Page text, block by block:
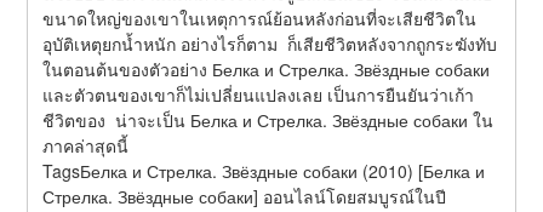
ขนาดใหญ่ของเขาในเหตุการณ์ย้อนหลังก่อนที่จะเสียชีวิตใน
อุบัติเหตุยกน้ำหนัก อย่างไรก็ตาม  ก็เสียชีวิตหลังจากถูกระฆังทับ
ในตอนต้นของตัวอย่าง Белка и Стрелка. Звёздные собаки
และตัวตนของเขาก็ไม่เปลี่ยนแปลงเลย เป็นการยืนยันว่าเก้า
ชีวิตของ  น่าจะเป็น Белка и Стрелка. Звёздные собаки ใน
ภาคล่าสุดนี้
TagsБелка и Стрелка. Звёздные собаки (2010) [Белка и
Стрелка. Звёздные собаки] ออนไลน์โดยสมบูรณ์ในปี